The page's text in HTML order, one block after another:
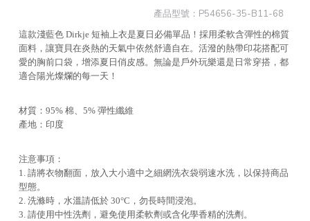
產品型號： P54656-35-B11-68
這款淺藍色 Dirkje 短袖上衣是夏日必備單品！採用柔軟含彈性的棉質
面料，讓寶貝在炎熱的天氣中依然舒適自在。活潑的熱帶印花搭配可
愛的胸前口袋，增添夏日俏皮感。無論是戶外玩樂還是日常穿搭，都
適合陽光燦爛的每一天！
材質：95% 棉、5% 彈性纖維
產地：印度
注意事項：
1. 請將衣物翻面，放入大小適中之細網洗衣袋弱速水洗，以保持商品
型態。
2. 洗滌時，水溫請低於 30°C，勿長時間浸泡。
3. 請使用中性洗劑，避免使用柔軟劑或含化學香精的洗劑。